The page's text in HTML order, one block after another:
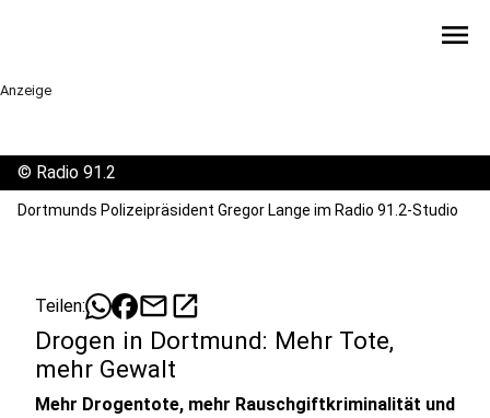
menu
Anzeige
© Radio 91.2
Dortmunds Polizeipräsident Gregor Lange im Radio 91.2-Studio
Teilen: mailopen_in_new
Drogen in Dortmund: Mehr Tote,
mehr Gewalt
Mehr Drogentote, mehr Rauschgiftkriminalität und